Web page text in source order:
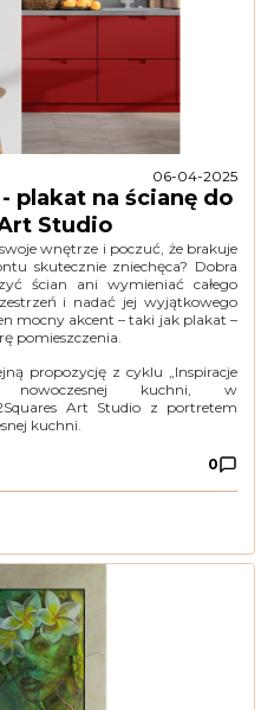
06-04-2025
plakat na ścianę do
Studio
wnętrze i poczuć, że brakuje
skutecznie zniechęca? Dobra
ścian ani wymieniać całego
i nadać jej wyjątkowego
mocny akcent – taki jak plakat –
pomieszczenia.
propozycję z cyklu „Inspiracje
kuchni, w
Art Studio z portretem
kuchni.
0